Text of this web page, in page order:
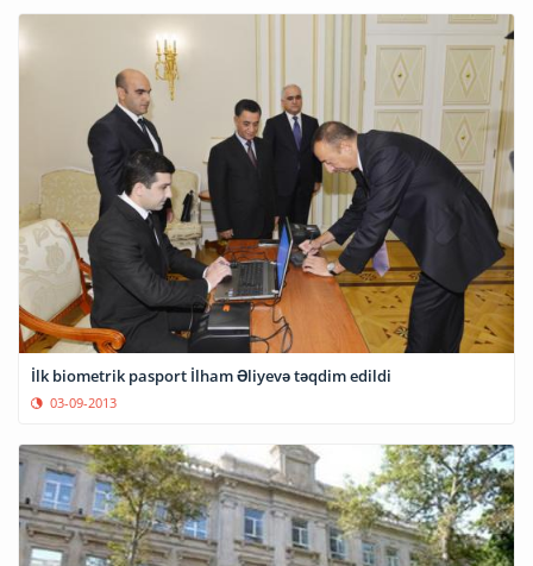
İlk biometrik pasport İlham Əliyevə təqdim edildi
03-09-2013